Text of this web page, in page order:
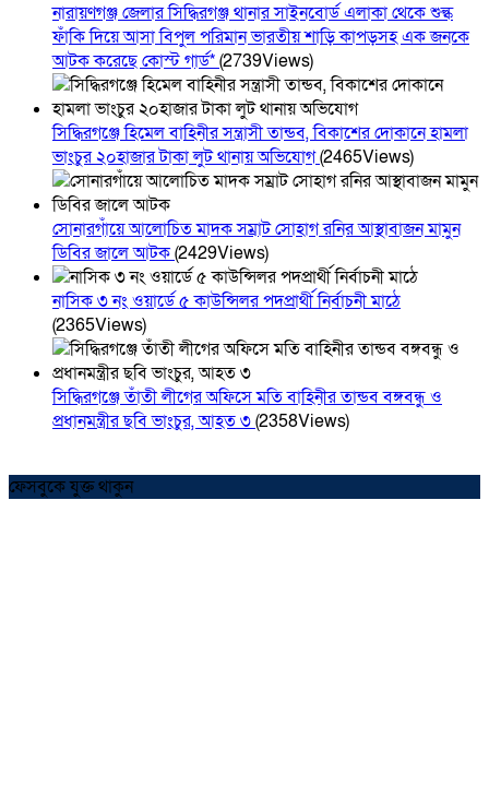
নারায়ণগঞ্জ জেলার সিদ্ধিরগঞ্জ থানার সাইনবোর্ড এলাকা থেকে শুল্ক
ফাঁকি দিয়ে আসা বিপুল পরিমান ভারতীয় শাড়ি কাপড়সহ এক জনকে
আটক করেছে কোস্ট গার্ড*(2739Views)
সিদ্ধিরগঞ্জে হিমেল বাহিনীর সন্ত্রাসী তান্ডব, বিকাশের দোকানে হামলা
ভাংচুর ২০হাজার টাকা লুট থানায় অভিযোগ(2465Views)
সোনারগাঁয়ে আলোচিত মাদক সম্রাট সোহাগ রনির আস্থাবাজন মামুন
ডিবির জালে আটক(2429Views)
নাসিক ৩ নং ওয়ার্ডে ৫ কাউন্সিলর পদপ্রার্থী নির্বাচনী মাঠে
(2365Views)
সিদ্ধিরগঞ্জে তাঁতী লীগের অফিসে মতি বাহিনীর তান্ডব বঙ্গবন্ধু ও
প্রধানমন্ত্রীর ছবি ভাংচুর, আহত ৩(2358Views)
ফেসবুকে যুক্ত থাকুন